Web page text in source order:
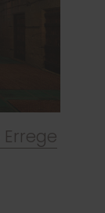
Errege